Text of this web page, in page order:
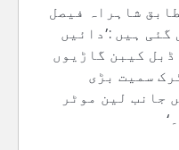
شاہراہ فیصل
ہیں :’دائیں
کیبن گاڑیوں
سمیت بڑی
جانب لین موٹر